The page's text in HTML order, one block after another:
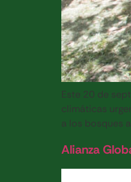
Este 20 de
climáticas
a los bosques
Alianza